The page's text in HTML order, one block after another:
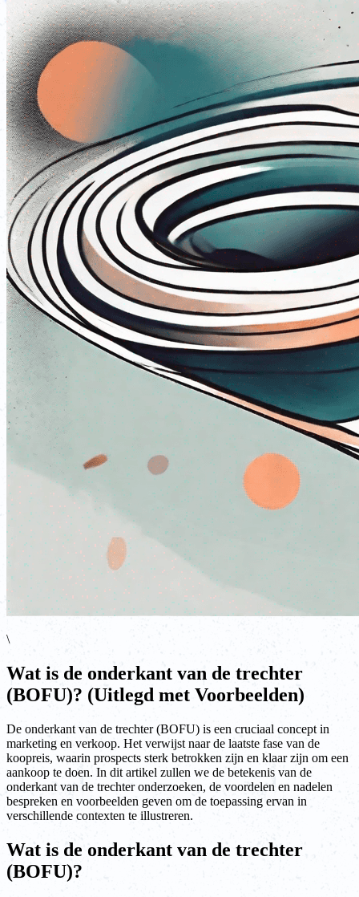
\
Wat is de onderkant van de trechter
(BOFU)? (Uitlegd met Voorbeelden)
De onderkant van de trechter (BOFU) is een cruciaal concept in
marketing en verkoop. Het verwijst naar de laatste fase van de
koopreis, waarin prospects sterk betrokken zijn en klaar zijn om een
aankoop te doen. In dit artikel zullen we de betekenis van de
onderkant van de trechter onderzoeken, de voordelen en nadelen
bespreken en voorbeelden geven om de toepassing ervan in
verschillende contexten te illustreren.
Wat is de onderkant van de trechter
(BOFU)?